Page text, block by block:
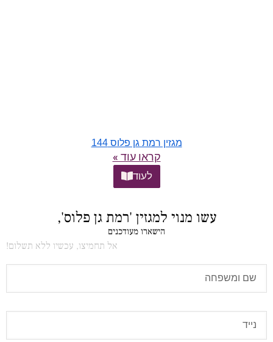
מגזין רמת גן פלוס 144
קראו עוד »
לעוד
עשו מנוי למגזין 'רמת גן פלוס',
הישארו מעודכנים
אל תחמיצו, עכשיו ללא תשלום!